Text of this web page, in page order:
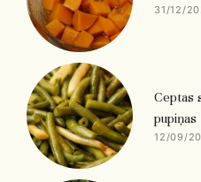
31/12/
Ceptas
pupiņas
12/09/